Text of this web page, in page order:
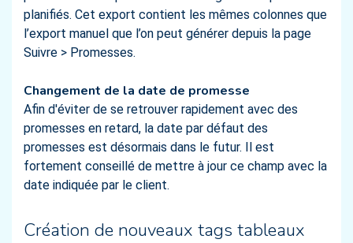
planifiés. Cet export contient les mêmes colonnes que
l’export manuel que l’on peut générer depuis la page
Suivre > Promesses.
Changement de la date de promesse
Afin d'éviter de se retrouver rapidement avec des
promesses en retard, la date par défaut des
promesses est désormais dans le futur. Il est
fortement conseillé de mettre à jour ce champ avec la
date indiquée par le client.
Création de nouveaux tags tableaux